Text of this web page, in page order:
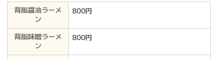
背脂醤油ラーメ
ン
800円
背脂味噌ラーメ
ン
800円